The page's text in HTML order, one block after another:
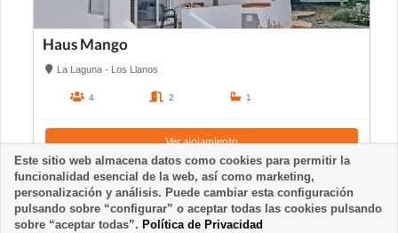
Haus Mango
La Laguna - Los Llanos
4 2 1
Ver alojamiento
Este sitio web almacena datos como cookies para permitir la
funcionalidad esencial de la web, así como marketing,
personalización y análisis. Puede cambiar esta configuración
pulsando sobre “configurar” o aceptar todas las cookies pulsando
sobre “aceptar todas”. Política de Privacidad